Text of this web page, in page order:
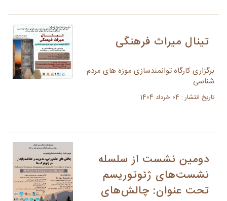
تینال میراث فرهنگی
برگزاری کارگاه توانمندسازی موزه های مردم
شناسی
تاریخ انتشار : 04 خرداد 1404
دومین نشست از سلسله
نشست‌های ژئوتوریسم
تحت عنوان: چالش‌های